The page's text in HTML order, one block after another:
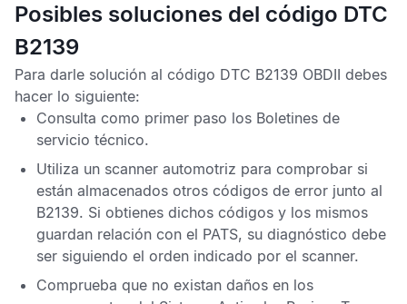
Posibles soluciones del código DTC
B2139
Para darle solución al código DTC B2139 OBDII debes
hacer lo siguiente:
Consulta como primer paso los Boletines de
servicio técnico.
Utiliza un scanner automotriz para comprobar si
están almacenados otros códigos de error junto al
B2139. Si obtienes dichos códigos y los mismos
guardan relación con el PATS, su diagnóstico debe
ser siguiendo el orden indicado por el scanner.
Comprueba que no existan daños en los